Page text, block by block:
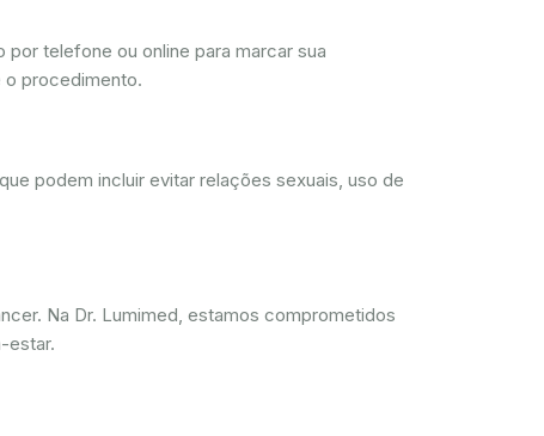
telefone ou online para marcar sua
o procedimento.
podem incluir evitar relações sexuais, uso de
Na Dr. Lumimed, estamos comprometidos
estar.